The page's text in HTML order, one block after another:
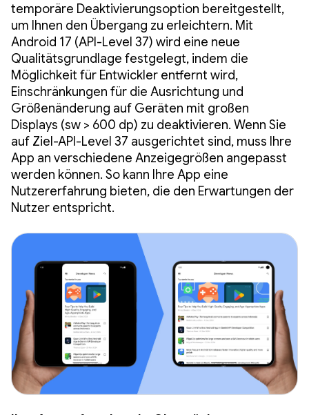
temporäre Deaktivierungsoption bereitgestellt,
um Ihnen den Übergang zu erleichtern. Mit
Android 17 (API-Level 37) wird eine neue
Qualitätsgrundlage festgelegt, indem die
Möglichkeit für Entwickler entfernt wird,
Einschränkungen für die Ausrichtung und
Größenänderung auf Geräten mit großen
Displays (sw > 600 dp) zu deaktivieren. Wenn Sie
auf Ziel-API-Level 37 ausgerichtet sind, muss Ihre
App an verschiedene Anzeigegrößen angepasst
werden können. So kann Ihre App eine
Nutzererfahrung bieten, die den Erwartungen der
Nutzer entspricht.